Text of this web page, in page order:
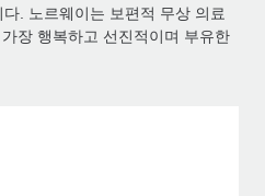
. 노르웨이는 보편적 무상 의료
장 행복하고 선진적이며 부유한